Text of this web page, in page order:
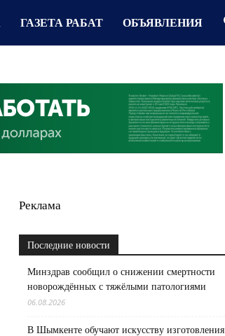
ГАЗЕТА РАБАТ ОБЪЯВЛЕНИЯ
Реклама
Последние новости
Минздрав сообщил о снижении смертности
новорождённых с тяжёлыми патологиями
06.08.2026
В Шымкенте обучают искусству изготовления